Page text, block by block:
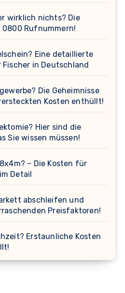
wirklich nichts? Die
Rufnummern!
Eine detaillierte
in Deutschland
Die Geheimnisse
Kosten enthüllt!
Hier sind die
Sie wissen müssen!
– Die Kosten für
Detail
abschleifen und
Preisfaktoren!
Erstaunliche Kosten